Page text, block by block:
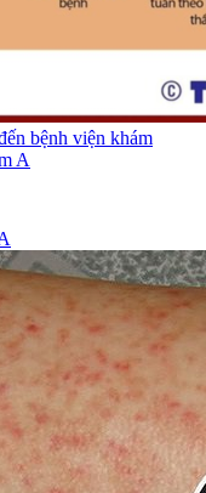
bệnh viện khám